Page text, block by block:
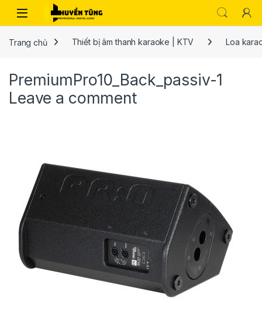
Trang chủ Thiết bị âm thanh karaoke | KTV Loa
PremiumPro10_Back_passiv-1
Leave a comment